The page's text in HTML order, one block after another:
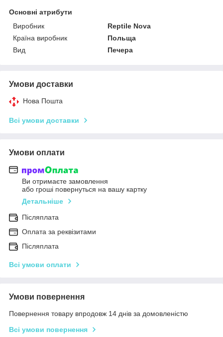
Основні атрибути
Виробник
Reptile Nova
Країна виробник
Польща
Вид
Печера
Умови доставки
Нова Пошта
Всі умови доставки
Умови оплати
Ви отримаєте замовлення
або гроші повернуться на вашу картку
Детальніше
Післяплата
Оплата за реквізитами
Післяплата
Всі умови оплати
Умови повернення
Повернення товару впродовж 14 днів за домовленістю
Всі умови повернення